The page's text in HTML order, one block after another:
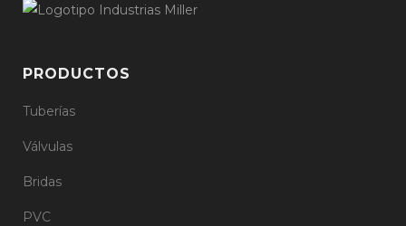
PRODUCTOS
Tuberías
Válvulas
Bridas
PVC